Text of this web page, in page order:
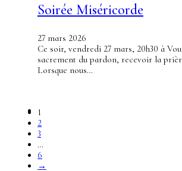
Soirée Miséricorde
27 mars 2026
Ce soir, vendredi 27 mars, 20h30 à
sacrement du pardon, recevoir la
Lorsque nous…
1
2
3
…
6
→